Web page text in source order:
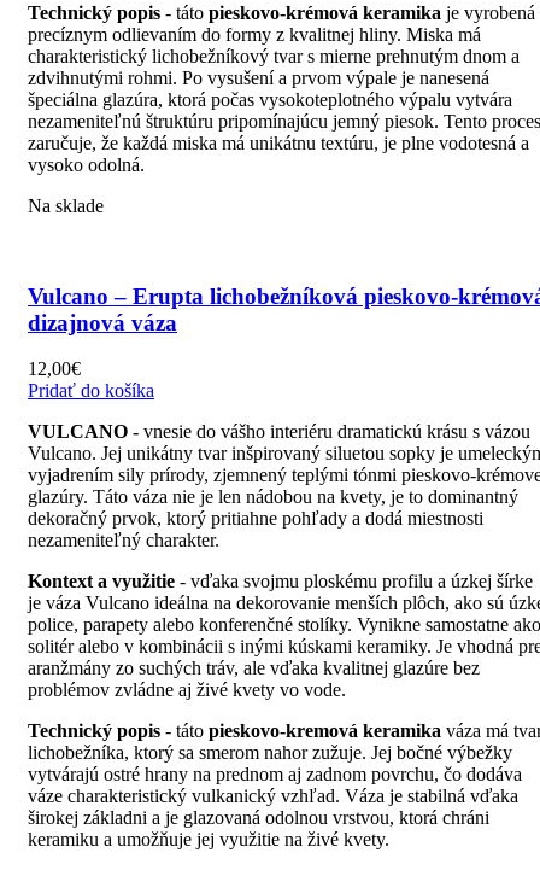
Technický popis - táto pieskovo-krémová keramika je vyrobená
precíznym odlievaním do formy z kvalitnej hliny. Miska má
charakteristický lichobežníkový tvar s mierne prehnutým dnom a
zdvihnutými rohmi. Po vysušení a prvom výpale je nanesená
špeciálna glazúra, ktorá počas vysokoteplotného výpalu vytvára
nezameniteľnú štruktúru pripomínajúcu jemný piesok. Tento proces
zaručuje, že každá miska má unikátnu textúru, je plne vodotesná a
vysoko odolná.
Na sklade
Vulcano – Erupta lichobežníková pieskovo-
dizajnová váza
12,00€
Pridať do košíka
VULCANO - vnesie do vášho interiéru dramatickú krásu s vázou
Vulcano. Jej unikátny tvar inšpirovaný siluetou sopky je
vyjadrením sily prírody, zjemnený teplými tónmi pieskovo-
glazúry. Táto váza nie je len nádobou na kvety, je to dominantný
dekoračný prvok, ktorý pritiahne pohľady a dodá miestnosti
nezameniteľný charakter.
Kontext a využitie - vďaka svojmu ploskému profilu a úzkej šírke
je váza Vulcano ideálna na dekorovanie menších plôch, ako sú
police, parapety alebo konferenčné stolíky. Vynikne samostatne ako
solitér alebo v kombinácii s inými kúskami keramiky. Je vhodná
aranžmány zo suchých tráv, ale vďaka kvalitnej glazúre bez
problémov zvládne aj živé kvety vo vode.
Technický popis - táto pieskovo-kremová keramika váza má
lichobežníka, ktorý sa smerom nahor zužuje. Jej bočné výbežky
vytvárajú ostré hrany na prednom aj zadnom povrchu, čo dodáva
váze charakteristický vulkanický vzhľad. Váza je stabilná vďaka
širokej základni a je glazovaná odolnou vrstvou, ktorá chráni
keramiku a umožňuje jej využitie na živé kvety.